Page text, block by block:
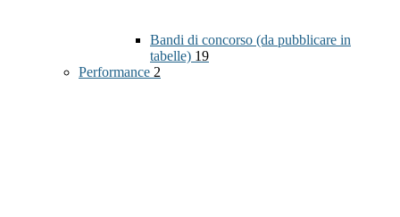
Bandi di concorso (da pubblicare in
tabelle) 19
Performance 2